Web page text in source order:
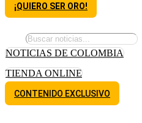
¡QUIERO SER ORO!
NOTICIAS DE COLOMBIA
TIENDA ONLINE
CONTENIDO EXCLUSIVO